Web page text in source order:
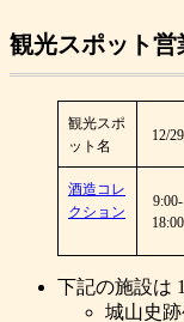
観光スポット営
観光スポ
ット名
12/29
酒造コレ
クション
9:00-
18:00
下記の施設は
城山史